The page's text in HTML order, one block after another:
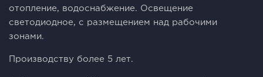
отопление, водоснабжение. Освещение
светодиодное, с размещением над рабочими
зонами.
Производству более 5 лет.